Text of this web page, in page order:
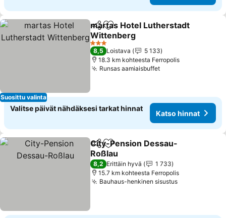
Suosittu valinta
Jaa Lisää suosikkeihin
martas Hotel Lutherstadt
Wittenberg
Katso hinnat
3 Tähtiluokitus
8,5 Loistava
5 133
18.3 km kohteesta Ferropolis
Runsas aamiaisbuffetKatso hinnat
Valitse päivät nähdäksesi tarkat hinnat
Katso hinnat
Jaa Lisää suosikkeihin
City-Pension Dessau-
Roßlau
Katso hinnat
8,2 Erittäin hyvä
1 733
15.7 km kohteesta Ferropolis
Bauhaus-henkinen sisustusKatso hinnat